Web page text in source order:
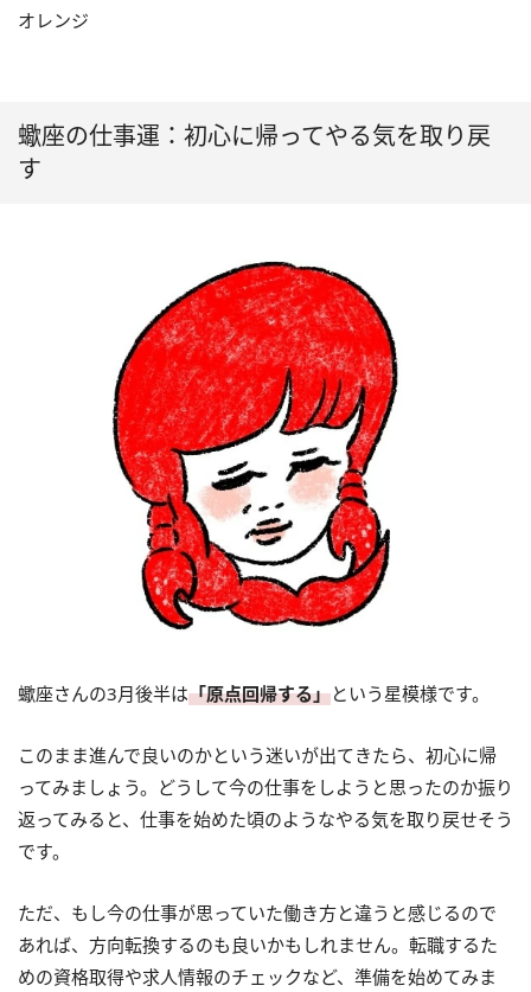
オレンジ
蠍座の仕事運：初心に帰ってやる気を取り戻
す
蠍座さんの3月後半は「原点回帰する」という星模様です。
このまま進んで良いのかという迷いが出てきたら、初心に帰
ってみましょう。どうして今の仕事をしようと思ったのか振り
返ってみると、仕事を始めた頃のようなやる気を取り戻せそう
です。
ただ、もし今の仕事が思っていた働き方と違うと感じるので
あれば、方向転換するのも良いかもしれません。転職するた
めの資格取得や求人情報のチェックなど、準備を始めてみま